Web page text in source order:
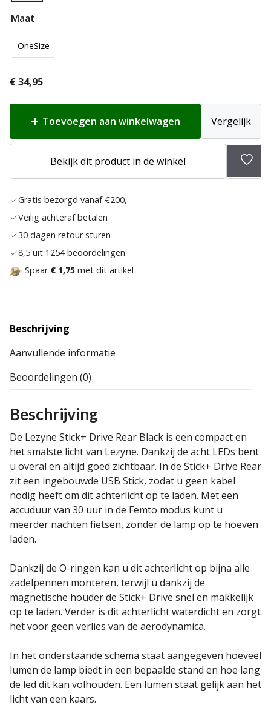
Maat
OneSize
€34,95
Toevoegen aan winkelwagen Vergelijk
Bekijk dit product in de winkel
aan
Gratis bezorgd vanaf €200,-
Veilig achteraf betalen
30 dagen retour sturen
8,5 uit 1254 beoordelingen
Spaar € 1,75 met dit artikel
Beschrijving
Aanvullende informatie
Beoordelingen (0)
Beschrijving
De Lezyne Stick+ Drive Rear Black is een compact en
het smalste licht van Lezyne. Dankzij de acht LEDs bent
u overal en altijd goed zichtbaar. In de Stick+ Drive Rear
zit een ingebouwde USB Stick, zodat u geen kabel
nodig heeft om dit achterlicht op te laden. Met een
accuduur van 30 uur in de Femto modus kunt u
meerder nachten fietsen, zonder de lamp op te hoeven
laden.
Dankzij de O-ringen kan u dit achterlicht op bijna alle
zadelpennen monteren, terwijl u dankzij de
magnetische houder de Stick+ Drive snel en makkelijk
op te laden. Verder is dit achterlicht waterdicht en zorgt
het voor geen verlies van de aerodynamica.
In het onderstaande schema staat aangegeven hoeveel
lumen de lamp biedt in een bepaalde stand en hoe lang
de led dit kan volhouden. Een lumen staat gelijk aan het
licht van een kaars.